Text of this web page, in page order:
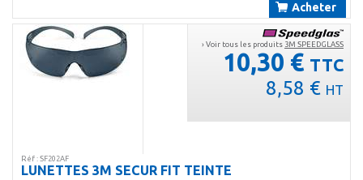
Acheter
› Voir tous les produits 3M SPEEDGLASS
10,30 € TTC
8,58 € HT
Réf : SF202AF
LUNETTES 3M SECUR FIT TEINTE